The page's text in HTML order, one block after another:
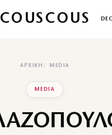
COUSCOUS
ΑΡΧΙΚΉ MEDIA
MEDIA